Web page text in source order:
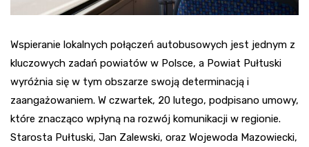
Wspieranie lokalnych połączeń autobusowych jest jednym z
kluczowych zadań powiatów w Polsce, a Powiat Pułtuski
wyróżnia się w tym obszarze swoją determinacją i
zaangażowaniem. W czwartek, 20 lutego, podpisano umowy,
które znacząco wpłyną na rozwój komunikacji w regionie.
Starosta Pułtuski, Jan Zalewski, oraz Wojewoda Mazowiecki,